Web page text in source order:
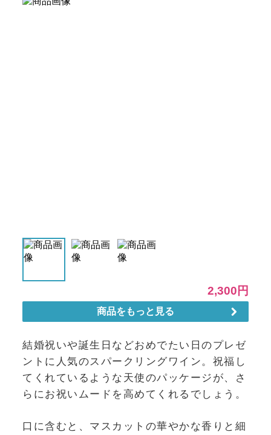
結婚祝いや誕生日などおめでたい日のプレゼ
ントに人気のスパークリングワイン。祝福し
てくれているような天使のパッケージが、さ
らにお祝いムードを高めてくれるでしょう。
口に含むと、マスカットの華やかな香りと細